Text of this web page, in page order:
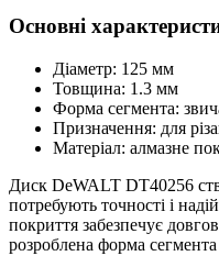
Основні
Діаметр: 125 мм
Товщина: 1.3 мм
Форма сегмента:
Призначення: для
Матеріал: алмазне
Диск DeWALT DT40256
потребують точності і
покриття забезпечує
розроблена форма